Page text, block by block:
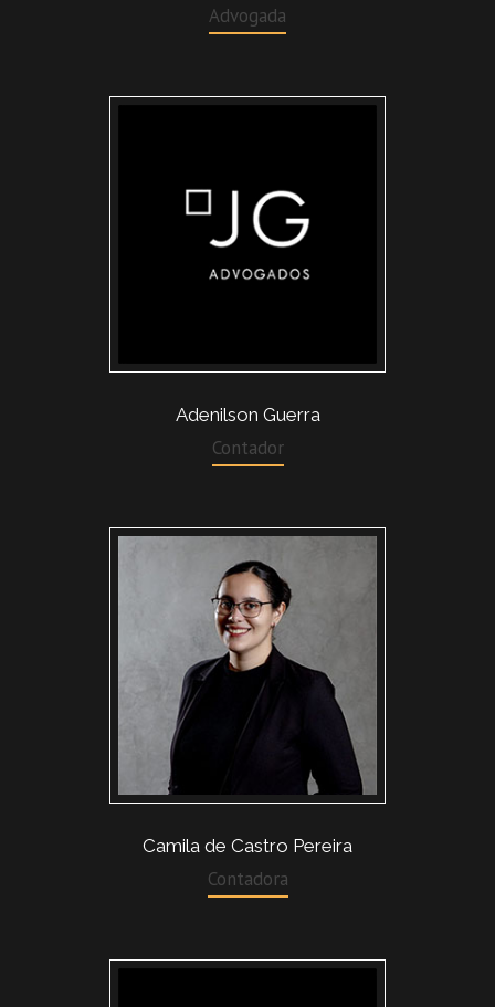
Advogada
Adenilson Guerra
Contador
Camila de Castro Pereira
Contadora